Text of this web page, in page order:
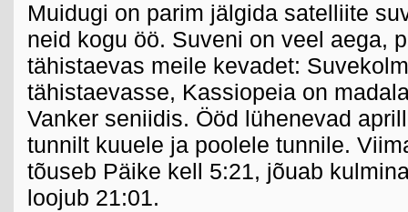
Muidugi on parim jälgida satelliite
neid kogu öö. Suveni on veel aega,
tähistaevas meile kevadet:
tähistaevasse, Kassiopeia on
Vanker seniidis. Ööd lühenevad
tunnilt kuuele ja poolele tunnile.
tõuseb Päike kell 5:21, jõuab
loojub 21:01.